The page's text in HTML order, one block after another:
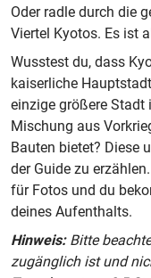
Oder radle durch die
Viertel Kyotos. Es ist
Wusstest du, dass
kaiserliche
einzige größere Stadt
Mischung aus
Bauten bietet? Diese
der Guide zu
für Fotos und du
deines Aufenthalts.
Hinweis:Bitte
zugänglich ist und